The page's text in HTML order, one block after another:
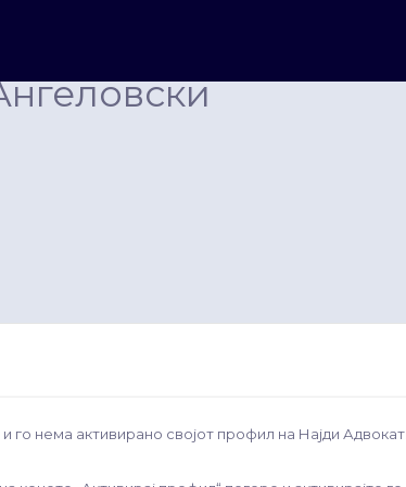
го нема активирано својот профил на Најди Адвокат.